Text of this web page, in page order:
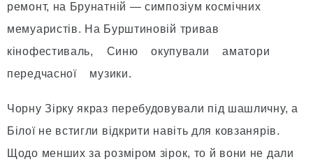
ремонт, на Брунатній — симпозіум космічних
мемуаристів. На Бурштиновій тривав
кінофестиваль, Синю окупували аматори
передчасної музики.
Чорну Зірку якраз перебудовували під шашличну, а
Білої не встигли відкрити навіть для ковзанярів.
Щодо менших за розміром зірок, то й вони не дали